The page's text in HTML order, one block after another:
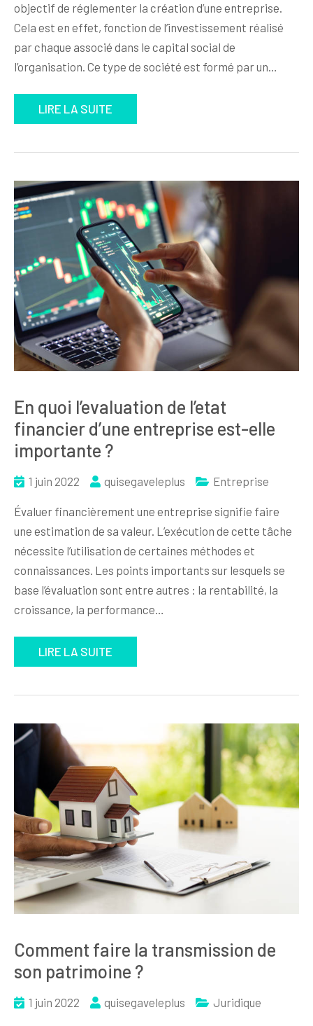
objectif de réglementer la création d’une entreprise.
Cela est en effet, fonction de l’investissement réalisé
par chaque associé dans le capital social de
l’organisation. Ce type de société est formé par un…
LIRE LA SUITE
En quoi l’evaluation de l’etat
financier d’une entreprise est-elle
importante ?
1 juin 2022 quisegaveleplus Entreprise
Évaluer financièrement une entreprise signifie faire
une estimation de sa valeur. L’exécution de cette tâche
nécessite l’utilisation de certaines méthodes et
connaissances. Les points importants sur lesquels se
base l’évaluation sont entre autres : la rentabilité, la
croissance, la performance…
LIRE LA SUITE
Comment faire la transmission de
son patrimoine ?
1 juin 2022 quisegaveleplus Juridique